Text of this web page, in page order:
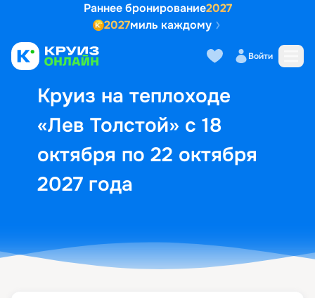
Раннее бронирование2027
2027миль каждому
Войти
Круиз на теплоходе
«Лев Толстой» с 18
октября по 22 октября
2027 года
Выбор кают Маршрут и